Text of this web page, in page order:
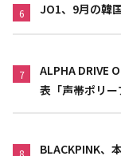
6 JO1、9月の韓
7
ALPHA DRIVE
表「声帯ポリ
8
BLACKPINK、